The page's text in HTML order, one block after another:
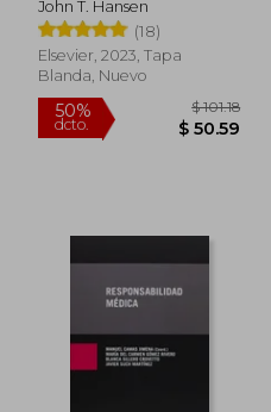
dcto.
John T. Hansen
(18)
Elsevier, 2023, Tapa
Blanda, Nuevo